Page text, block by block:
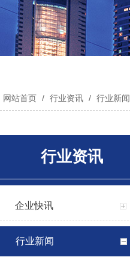
网站首页 / 行业资讯 / 行业新闻
行业资讯
企业快讯
行业新闻